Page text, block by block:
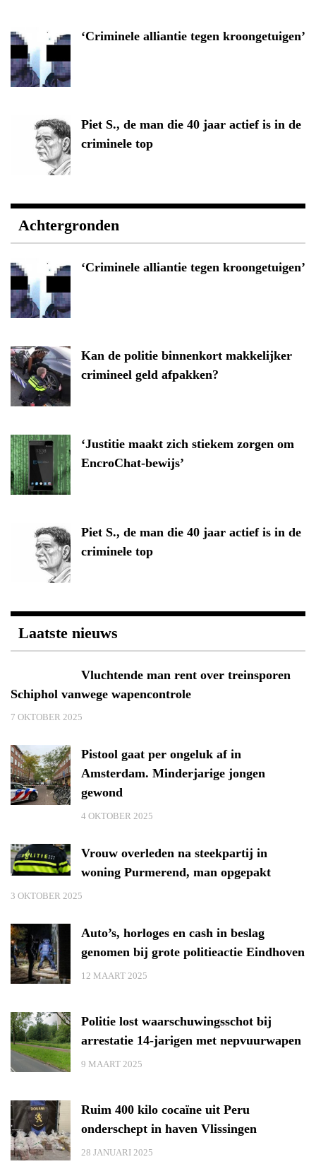
‘Criminele alliantie tegen kroongetuigen’
Piet S., de man die 40 jaar actief is in de
criminele top
Achtergronden
‘Criminele alliantie tegen kroongetuigen’
Kan de politie binnenkort makkelijker
crimineel geld afpakken?
‘Justitie maakt zich stiekem zorgen om
EncroChat-bewijs’
Piet S., de man die 40 jaar actief is in de
criminele top
Laatste nieuws
Vluchtende man rent over treinsporen
Schiphol vanwege wapencontrole
7 OKTOBER 2025
Pistool gaat per ongeluk af in
Amsterdam. Minderjarige jongen
gewond
4 OKTOBER 2025
Vrouw overleden na steekpartij in
woning Purmerend, man opgepakt
3 OKTOBER 2025
Auto’s, horloges en cash in beslag
genomen bij grote politieactie Eindhoven
12 MAART 2025
Politie lost waarschuwingsschot bij
arrestatie 14-jarigen met nepvuurwapen
9 MAART 2025
Ruim 400 kilo cocaïne uit Peru
onderschept in haven Vlissingen
28 JANUARI 2025